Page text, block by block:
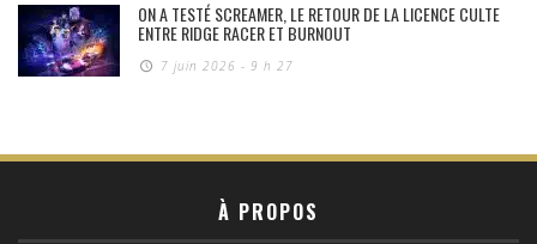
ON A TESTÉ SCREAMER, LE RETOUR DE LA LICENCE CULTE
ENTRE RIDGE RACER ET BURNOUT
7 juin 2026 - 9 h 27
À PROPOS